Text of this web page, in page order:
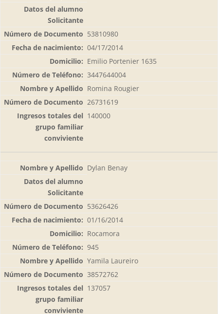
53810980
04/17/2014
Emilio Portenier 1635
3447644004
Romina Rougier
26731619
140000
Dylan Benay
53626426
01/16/2014
Rocamora
945
Yamila Laureiro
38572762
137057